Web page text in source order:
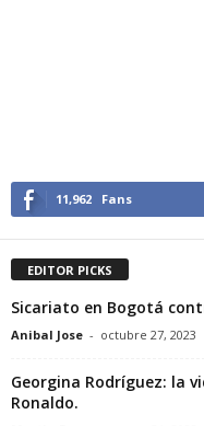
11,962 Fans
EDITOR PICKS
Sicariato en Bogotá
Anibal Jose - octubre 27, 2023
Georgina Rodríguez: la
Ronaldo.